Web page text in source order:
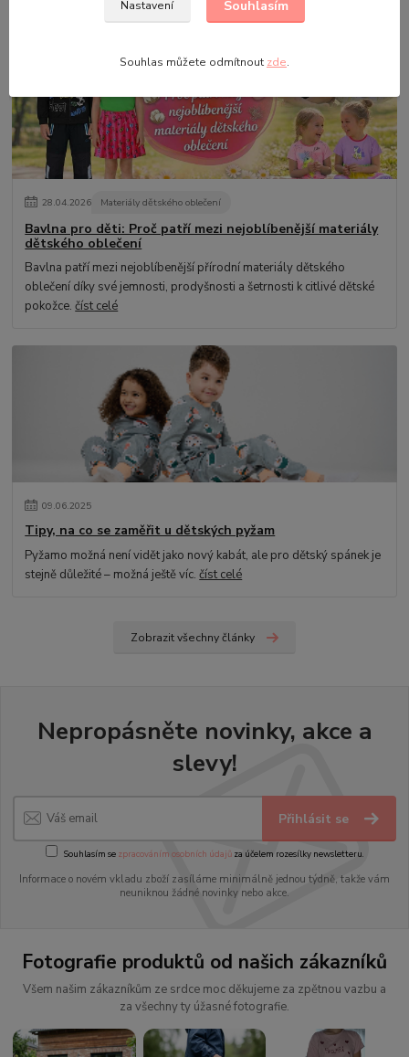
28.04.2026 Materiály dětského oblečení
Bavlna pro děti: Proč patří mezi nejoblíbenější materiály
dětského oblečení
Bavlna patří mezi nejoblíbenější přírodní materiály dětského
oblečení díky své jemnosti, prodyšnosti a šetrnosti k citlivé dětské
pokožce.číst celé
09.06.2025
Tipy, na co se zaměřit u dětských pyžam
Pyžamo možná není vidět jako nový kabát, ale pro dětský spánek je
stejně důležité – možná ještě víc.číst celé
Zobrazit všechny články
Nepropásněte novinky, akce a
slevy!
Přihlásit se
Souhlasím se zpracováním osobních údajůza účelem rozesílky newsletteru.
Informace o novém vkladu zboží zasíláme minimálně jednou týdně, takže vám
neuniknou žádné novinky nebo akce.
Fotografie produktů od našich zákazníků
Všem našim zákazníkům ze srdce moc děkujeme za zpětnou vazbu a
za všechny ty úžasné fotografie.
Nastavení Souhlasím
Souhlas můžete odmítnout zde.